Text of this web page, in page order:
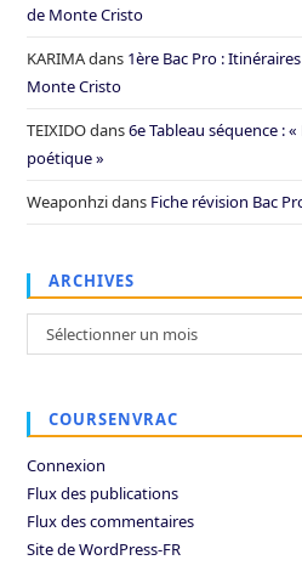
de Monte Cristo
KARIMAdans 1ère Bac Pro :
Monte Cristo
TEIXIDOdans6e Tableau séquence :
poétique »
Weaponhzidans Fiche révision Bac
ARCHIVES
Archives
Sélectionner un mois
COURSENVRAC
Connexion
Flux des publications
Flux des commentaires
Site de WordPress-FR